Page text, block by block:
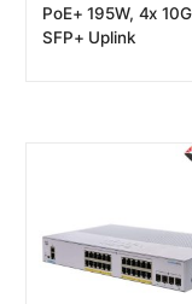
PoE+ 195W, 4x
SFP+ Uplink